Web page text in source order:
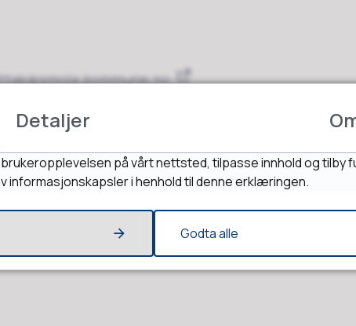
Detaljer
på vårt nettsted, tilpasse innhold og tilby
i henhold til denne erklæringen.
Godta alle